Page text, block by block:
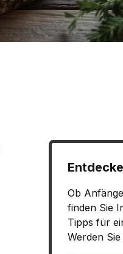
Ob
finden Sie
Tipps für
Werden